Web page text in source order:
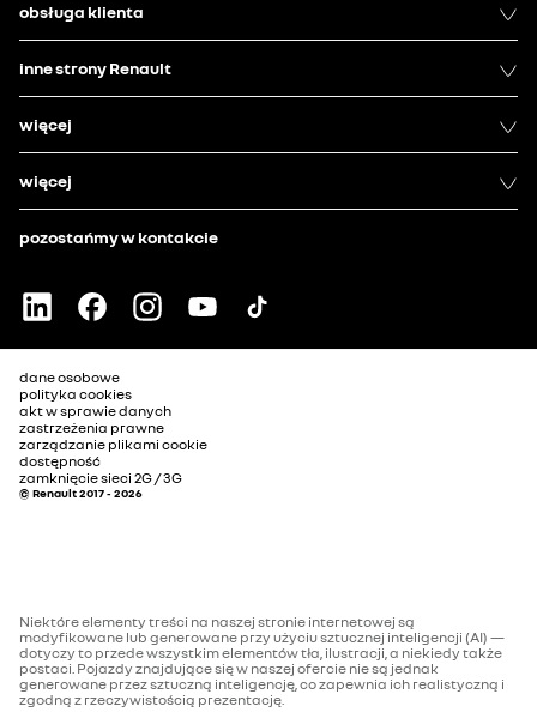
obsługa klienta
inne strony Renault
więcej
więcej
pozostańmy w kontakcie
dane osobowe
polityka cookies
akt w sprawie danych
zastrzeżenia prawne
zarządzanie plikami cookie
dostępność
zamknięcie sieci 2G / 3G
© Renault 2017 - 2026
Niektóre elementy treści na naszej stronie internetowej są
modyfikowane lub generowane przy użyciu sztucznej inteligencji (AI) —
dotyczy to przede wszystkim elementów tła, ilustracji, a niekiedy także
postaci. Pojazdy znajdujące się w naszej ofercie nie są jednak
generowane przez sztuczną inteligencję, co zapewnia ich realistyczną i
zgodną z rzeczywistością prezentację.